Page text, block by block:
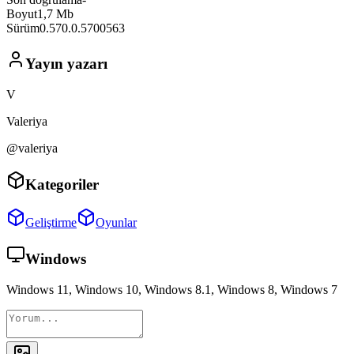
Boyut1,7 Mb
Sürüm0.570.0.5700563
Yayın yazarı
V
Valeriya
@valeriya
Kategoriler
Geliştirme Oyunlar
Windows
Windows 11, Windows 10, Windows 8.1, Windows 8, Windows 7